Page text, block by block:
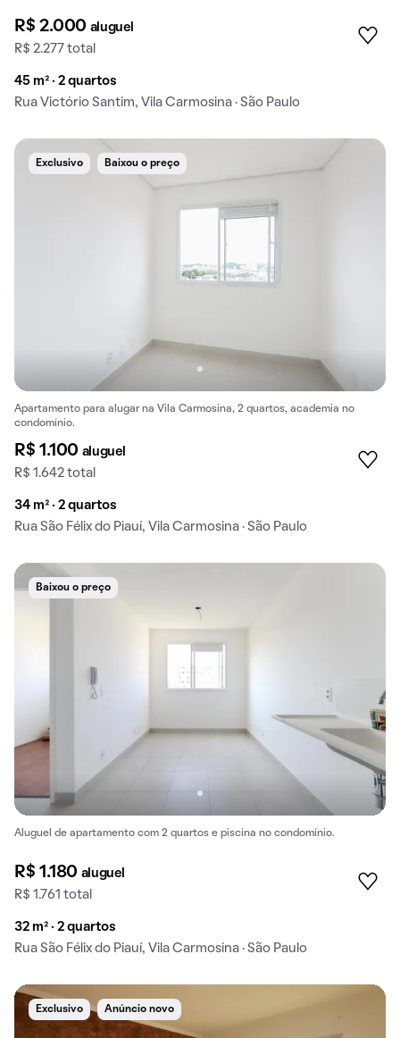
R$ 2.000 aluguel
R$ 2.277 total
45 m² · 2 quartos
Rua Victório Santim, Vila Carmosina · São Paulo
Exclusivo Baixou o preço
Apartamento para alugar na Vila Carmosina, 2 quartos, academia no
condomínio.
R$ 1.100 aluguel
R$ 1.642 total
34 m² · 2 quartos
Rua São Félix do Piauí, Vila Carmosina · São Paulo
Baixou o preço
Aluguel de apartamento com 2 quartos e piscina no condomínio.
R$ 1.180 aluguel
R$ 1.761 total
32 m² · 2 quartos
Rua São Félix do Piauí, Vila Carmosina · São Paulo
Exclusivo Anúncio novo